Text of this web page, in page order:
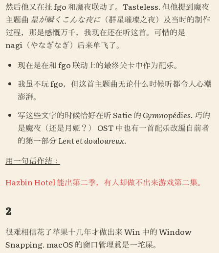
然后他又在扯 fgo 和魔夜联动了。Tasteless. 但他提到魔夜
主题曲 星が瞬くこんな夜に（群星璀璨之夜）及当时的制作
过程，那是感慨万千，我现在还在听这首。可惜的是
nagi（やなぎなぎ）后来单飞了。
现在是在和 fgo 联动上的最终关卡中作为配乐。
我虽不玩 fgo，但这首主题曲无论什么时候听都令人心潮
澎湃。
写这些文字的时候恰好在听 Satie 的 Gymnopédies. 巧的
是魔夜（还是月姬？） OST 中也有一首配乐改编自前者
的第一部分 Lent et douloureux.
用一句话作结：
Hazbin Hotel 能出第二季，有人却做不出来游戏第二集。
2
很难相信花了苹果十几年才做出来 Win 中的 Window
Snapping. macOS 的窗口管理真是一坨屎。